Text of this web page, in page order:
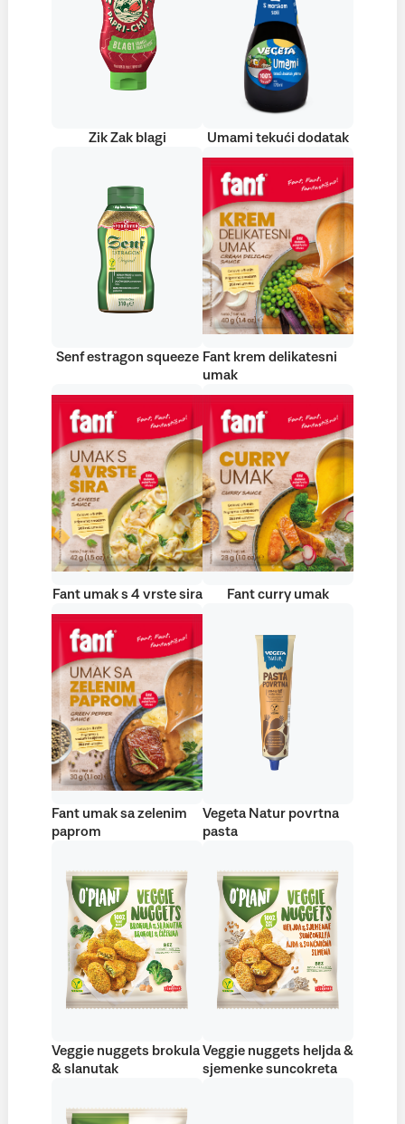
Zik Zak blagi Umami tekući dodatak
Senf estragon squeeze Fant krem delikatesni
umak
Fant umak s 4 vrste sira Fant curry umak
Fant umak sa zelenim
paprom
Vegeta Natur povrtna
pasta
Veggie nuggets brokula
& slanutak
Veggie nuggets heljda &
sjemenke suncokreta